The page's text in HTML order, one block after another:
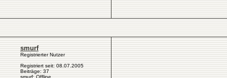
smurf
Registrierter Nutzer
Registriert seit: 08.07.2005
Beiträge: 37
smurf: Offline